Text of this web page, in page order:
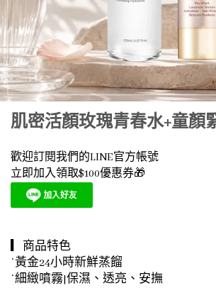
肌密活顏玫瑰青春水+童顏
歡迎訂閱我們的LINE官方帳號
立即加入領取$100優惠券🎁
▎商品特色
˙黃金24小時新鮮蒸餾
˙細緻噴霧|保濕、透亮、安撫